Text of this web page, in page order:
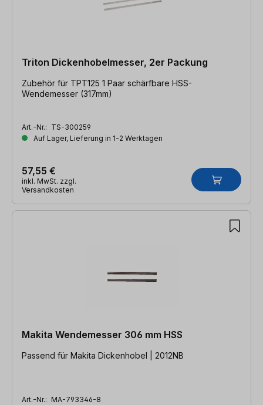
Triton Dickenhobelmesser, 2er Packung
Zubehör für TPT125 1 Paar schärfbare HSS-
Wendemesser (317mm)
Art.-Nr.: TS-300259
Auf Lager, Lieferung in 1-2 Werktagen
57,55 €
inkl. MwSt. zzgl.
Versandkosten
Makita Wendemesser 306 mm HSS
Passend für Makita Dickenhobel | 2012NB
Art.-Nr.: MA-793346-8